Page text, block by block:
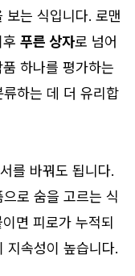
보는 식입니다. 로맨
후 푸른 상자로 넘어
하나를 평가하는
하는 데 더 유리합
를 바꿔도 됩니다.
로 숨을 고르는 식
면 피로가 누적되
지속성이 높습니다.